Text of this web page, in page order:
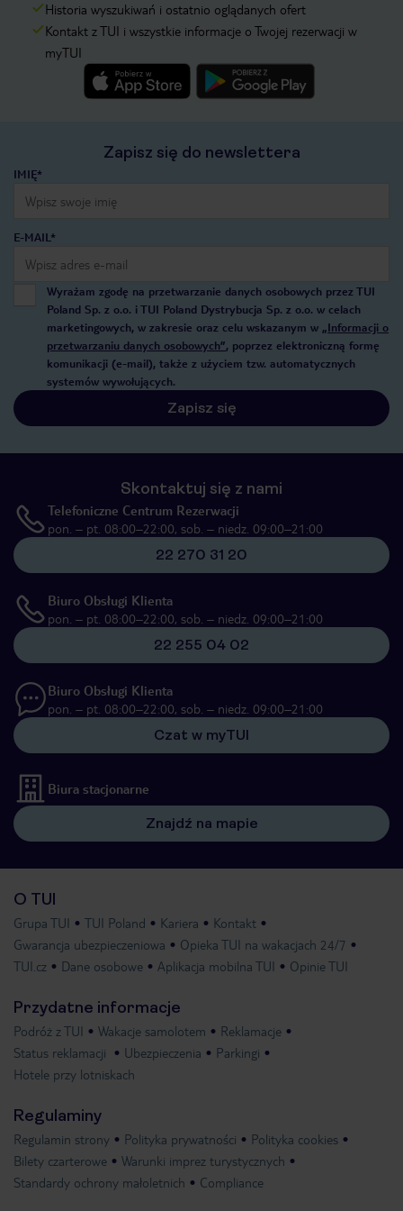
Historia wyszukiwań i ostatnio oglądanych ofert
Kontakt z TUI i wszystkie informacje o Twojej rezerwacji w
myTUI
Zapisz się do newslettera
IMIĘ*
E-MAIL*
Wyrażam zgodę na przetwarzanie danych osobowych przez TUI
Poland Sp. z o.o. i TUI Poland Dystrybucja Sp. z o.o. w celach
marketingowych, w zakresie oraz celu wskazanym w „Informacji o
przetwarzaniu danych osobowych”, poprzez elektroniczną formę
komunikacji (e-mail), także z użyciem tzw. automatycznych
systemów wywołujących.
Zapisz się
Skontaktuj się z nami
Telefoniczne Centrum Rezerwacji
pon. – pt. 08:00–22:00, sob. – niedz. 09:00–21:00
22 270 31 20
Biuro Obsługi Klienta
pon. – pt. 08:00–22:00, sob. – niedz. 09:00–21:00
22 255 04 02
Biuro Obsługi Klienta
pon. – pt. 08:00–22:00, sob. – niedz. 09:00–21:00
Czat w myTUI
Biura stacjonarne
Znajdź na mapie
O TUI
Grupa TUI TUI Poland Kariera
Kontakt
Gwarancja ubezpieczeniowa
Opieka TUI na wakacjach 24/7
TUI.cz
Dane osobowe Aplikacja mobilna TUI Opinie TUI
Przydatne informacje
Podróż z TUI Wakacje samolotem
Reklamacje
Status reklamacji
Ubezpieczenia
Parkingi
Hotele przy lotniskach
Regulaminy
Regulamin strony Polityka prywatności
Polityka cookies
Bilety czarterowe
Warunki imprez turystycznych
Standardy ochrony małoletnich
Compliance